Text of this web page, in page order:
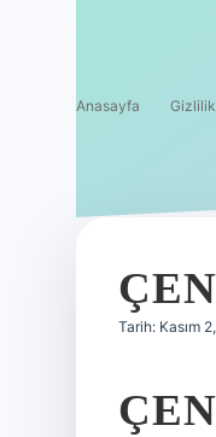
Anasayfa
Tarih: Kasım